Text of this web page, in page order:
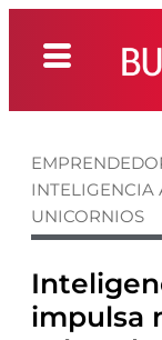
INTELIGENCIA
UNICORNIOS
impulsa